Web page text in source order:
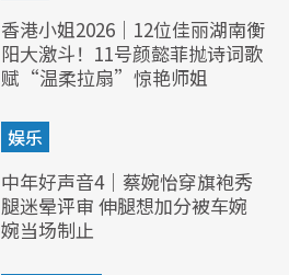
香港小姐2026｜12位佳丽湖南衡
阳大激斗！11号颜懿菲抛诗词歌
赋“温柔拉扇”惊艳师姐
娱乐
中年好声音4｜蔡婉怡穿旗袍秀
腿迷晕评审 伸腿想加分被车婉
婉当场制止